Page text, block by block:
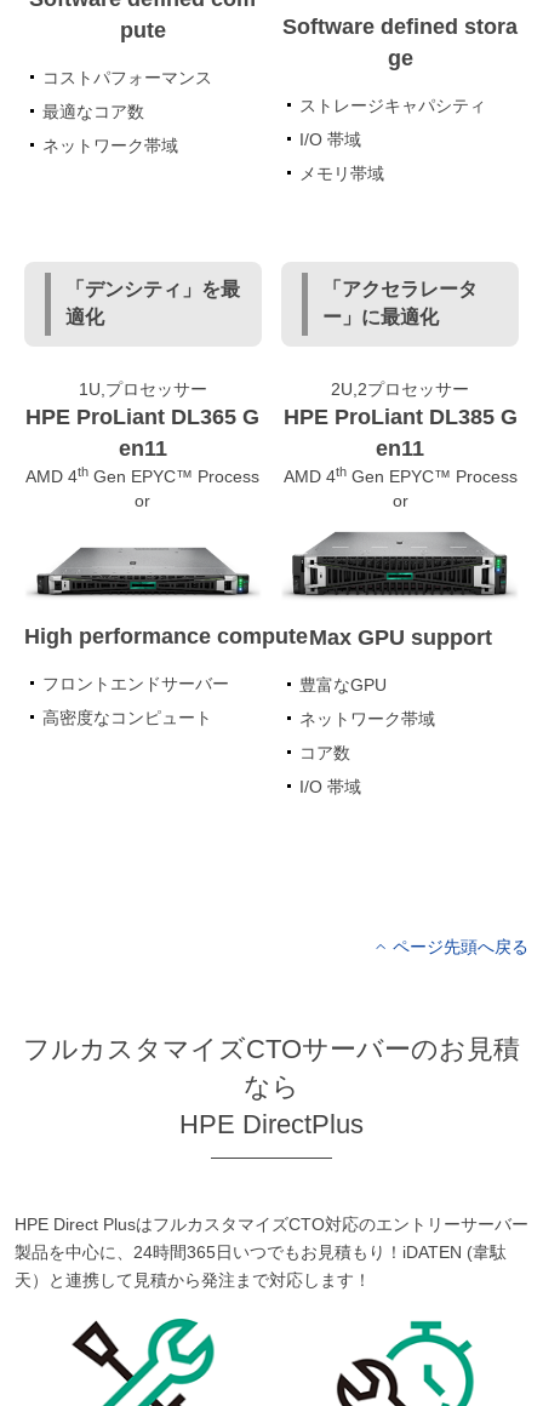
pute
コストパフォーマンス
最適なコア数
ネットワーク帯域
Software defined stora
ge
ストレージキャパシティ
I/O 帯域
メモリ帯域
「デンシティ」を最
適化
1U,プロセッサー
HPE ProLiant DL365 G
en11
AMD 4th Gen EPYC™ Process
or
High performance compute
フロントエンドサーバー
高密度なコンピュート
「アクセラレータ
ー」に最適化
2U,2プロセッサー
HPE ProLiant DL385 G
en11
AMD 4thGen EPYC™ Process
or
Max GPU support
豊富なGPU
ネットワーク帯域
コア数
I/O 帯域
ページ先頭へ戻る
フルカスタマイズCTOサーバーのお見積
なら
HPE DirectPlus
HPE Direct PlusはフルカスタマイズCTO対応のエントリーサーバー
製品を中心に、24時間365日いつでもお見積もり！iDATEN (韋駄
天）と連携して見積から発注まで対応します！